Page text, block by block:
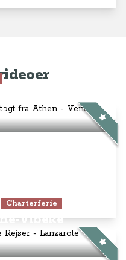
Charterferie
Vibeke